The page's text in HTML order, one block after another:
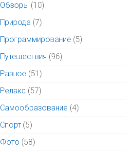
Обзоры (10)
Природа (7)
Программирование (5)
Путешествия (96)
Разное (51)
Релакс (57)
Самообразование (4)
Спорт (5)
Фото (58)